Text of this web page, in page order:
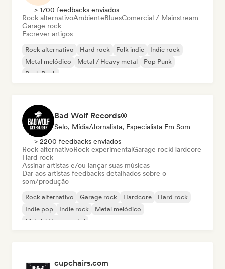
> 1700 feedbacks enviados
Rock alternativoAmbienteBluesComercial / Mainstream
Garage rock
Escrever artigos
Rock alternativo Hard rock Folk indie
Indie rock
Metal melódico
Metal / Heavy metal
Pop Punk
Punk Rock
Bad Wolf Records®
Selo, Mídia/Jornalista, Especialista Em Som
> 2200 feedbacks enviados
Rock alternativoRock experimentalGarage rockHardcore
Hard rock
Assinar artistas e/ou lançar suas músicas
Dar aos artistas feedbacks detalhados sobre o
som/produção
Rock alternativo Garage rock Hardcore
Hard rock
Indie pop
Indie rock
Metal melódico
Metal / Heavy metal
cupchairs.com